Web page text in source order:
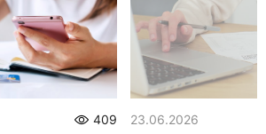
409 23.06.2026